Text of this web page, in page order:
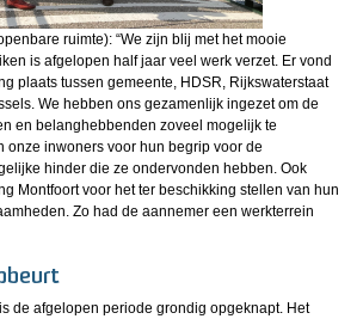
ruimte): “We zijn blij met het mooie
is afgelopen half jaar veel werk verzet. Er vond
plaats tussen gemeente, HDSR, Rijkswaterstaat
We hebben ons gezamenlijk ingezet om de
en belanghebbenden zoveel mogelijk te
onze inwoners voor hun begrip voor de
hinder die ze ondervonden hebben. Ook
Montfoort voor het ter beschikking stellen van hun
Zo had de aannemer een werkterrein
de afgelopen periode grondig opgeknapt. Het